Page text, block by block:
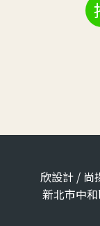
欣設計 / 尚
新北市中